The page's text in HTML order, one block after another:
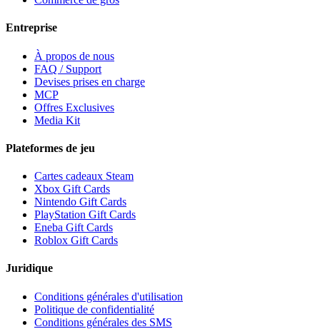
Entreprise
À propos de nous
FAQ / Support
Devises prises en charge
MCP
Offres Exclusives
Media Kit
Plateformes de jeu
Cartes cadeaux Steam
Xbox Gift Cards
Nintendo Gift Cards
PlayStation Gift Cards
Eneba Gift Cards
Roblox Gift Cards
Juridique
Conditions générales d'utilisation
Politique de confidentialité
Conditions générales des SMS